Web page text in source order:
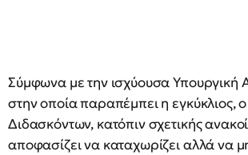
Σύμφωνα με την ισχύουσα Υπουργική
στην οποία παραπέμπει η εγκύκλιος,
Διδασκόντων, κατόπιν σχετικής
αποφασίζει να καταχωρίζει αλλά να